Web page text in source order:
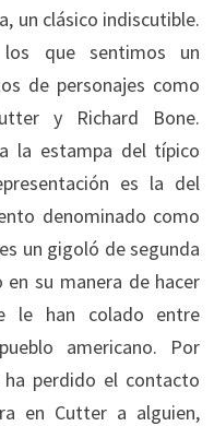
un clásico indiscutible.
que sentimos un
de personajes como
y Richard Bone.
la estampa del típico
es la del
denominado como
un gigoló de segunda
su manera de hacer
le han colado entre
americano. Por
perdido el contacto
en Cutter a alguien,